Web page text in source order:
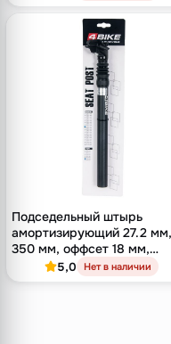
Подседельный штырь
амортизирующий 27.2 мм,
350 мм, оффсет 18 мм,
однополозный зажим,
5,0 Нет в наличии